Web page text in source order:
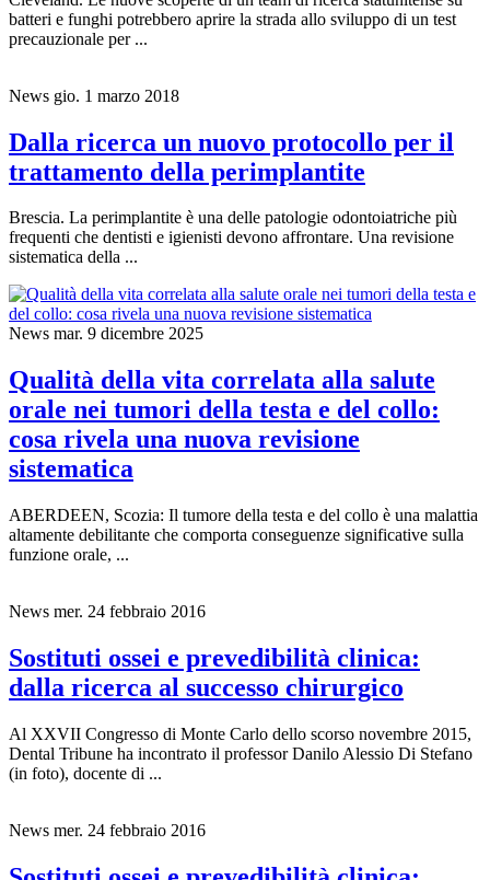
batteri e funghi potrebbero aprire la strada allo sviluppo di un test
precauzionale per ...
Dalla ricerca un nuovo protocollo per il
trattamento della perimplantite
Brescia. La perimplantite è una delle patologie odontoiatriche più
frequenti che dentisti e igienisti devono affrontare. Una revisione
Qualità della vita correlata alla salute
orale nei tumori della testa e del collo:
cosa rivela una nuova revisione
sistematica
ABERDEEN, Scozia: Il tumore della testa e del collo è una malattia
altamente debilitante che comporta conseguenze significative sulla
Sostituti ossei e prevedibilità clinica:
dalla ricerca al successo chirurgico
Al XXVII Congresso di Monte Carlo dello scorso novembre 2015,
Dental Tribune ha incontrato il professor Danilo Alessio Di Stefano